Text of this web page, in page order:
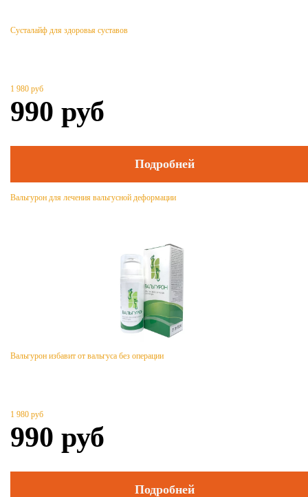
Сусталайф для здоровья суставов
1 980 руб
990 руб
Подробней
Вальгурон для лечения вальгусной деформации
Вальгурон избавит от вальгуса без операции
1 980 руб
990 руб
Подробней